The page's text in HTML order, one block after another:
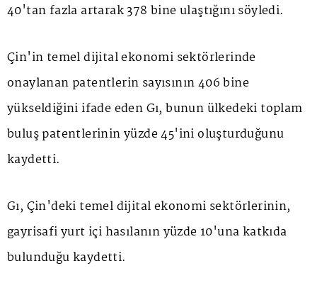
40'tan fazla artarak 378 bine ulaştığını söyledi.
Çin'in temel dijital ekonomi sektörlerinde
onaylanan patentlerin sayısının 406 bine
yükseldiğini ifade eden Gı, bunun ülkedeki toplam
buluş patentlerinin yüzde 45'ini oluşturduğunu
kaydetti.
Gı, Çin'deki temel dijital ekonomi sektörlerinin,
gayrisafi yurt içi hasılanın yüzde 10'una katkıda
bulunduğu kaydetti.